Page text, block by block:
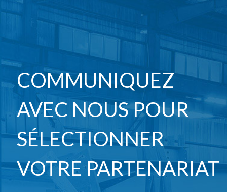
COMMUNIQUEZ
AVEC NOUS POUR
SÉLECTIONNER
VOTRE PARTENARIAT